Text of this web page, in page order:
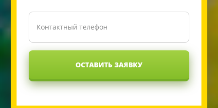
ОСТАВИТЬ ЗАЯВКУ